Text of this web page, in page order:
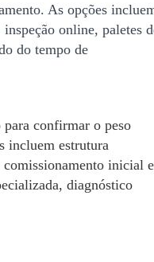
As opções
online, paletes
do tempo de
confirmar o peso
incluem estrutura
comissionamento inicial e
diagnóstico